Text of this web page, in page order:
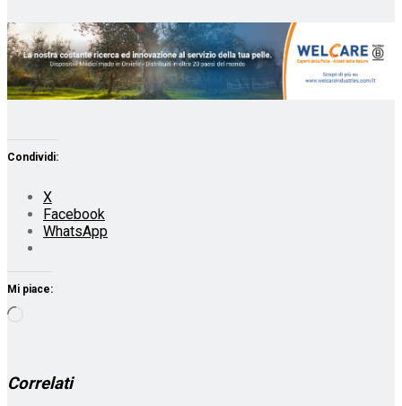
Condividi:
X
Facebook
WhatsApp
Mi piace:
Correlati